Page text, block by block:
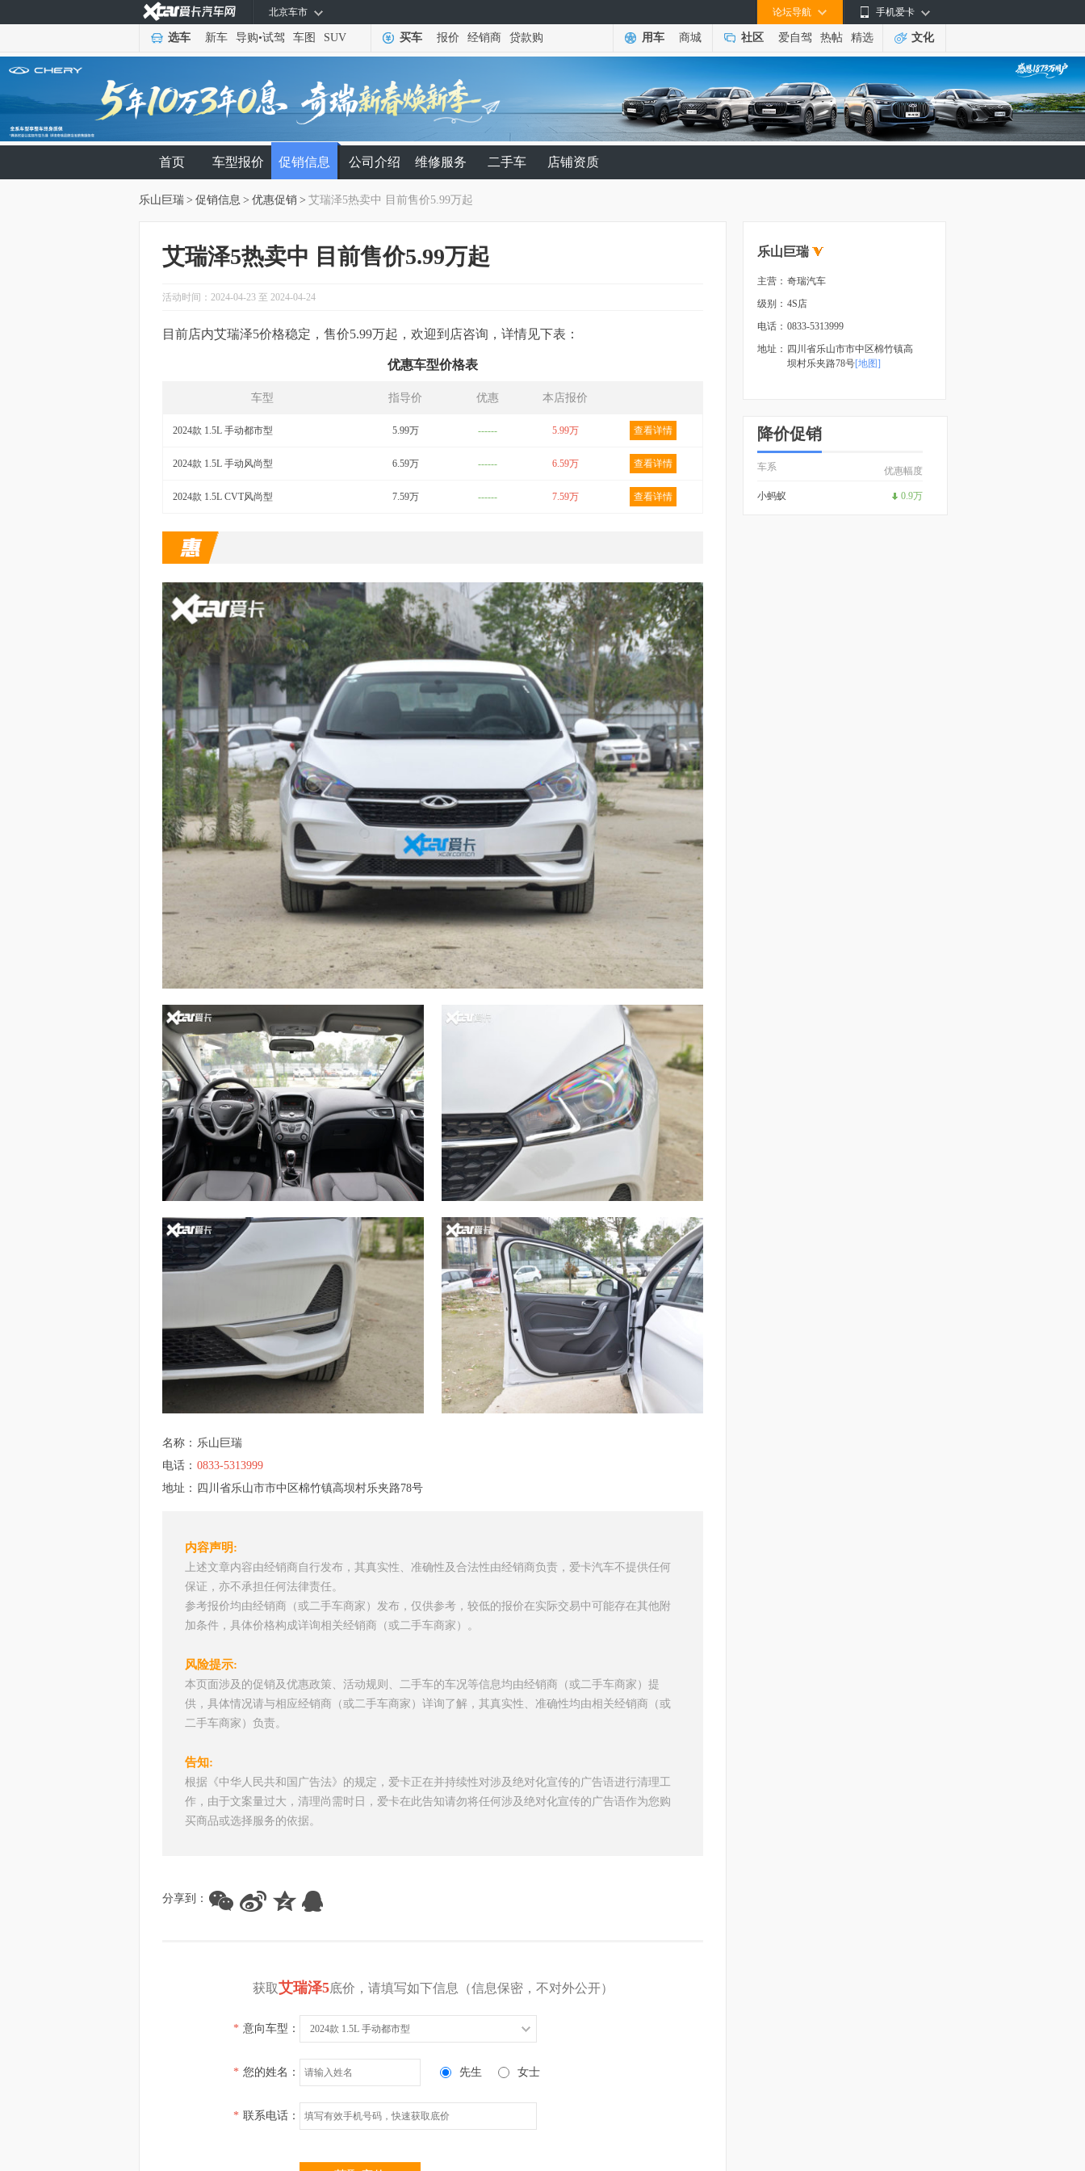
手机爱卡
论坛导航
北京车市
选车 新车 导购•试驾 车图 SUV 买车 报价 经销商 贷款购 用车 商城 社区 爱自驾 热帖 精选 文化
首页 车型报价 促销信息 公司介绍 维修服务 二手车 店铺资质
乐山巨瑞 > 促销信息 > 优惠促销 > 艾瑞泽5热卖中 目前售价5.99万起
艾瑞泽5热卖中 目前售价5.99万起
活动时间：2024-04-23 至 2024-04-24
目前店内艾瑞泽5价格稳定，售价5.99万起，欢迎到店咨询，详情见下表：
优惠车型价格表
车型 指导价 优惠 本店报价
2024款 1.5L 手动都市型 5.99万 ------ 5.99万 查看详情
2024款 1.5L 手动风尚型 6.59万 ------ 6.59万 查看详情
2024款 1.5L CVT风尚型 7.59万 ------ 7.59万 查看详情
名称： 乐山巨瑞
电话： 0833-5313999
地址： 四川省乐山市市中区棉竹镇高坝村乐夹路78号
内容声明:
上述文章内容由经销商自行发布，其真实性、准确性及合法性由经销商负责，爱卡汽车不提供任何
保证，亦不承担任何法律责任。
参考报价均由经销商（或二手车商家）发布，仅供参考，较低的报价在实际交易中可能存在其他附
加条件，具体价格构成详询相关经销商（或二手车商家）。
风险提示:
本页面涉及的促销及优惠政策、活动规则、二手车的车况等信息均由经销商（或二手车商家）提
供，具体情况请与相应经销商（或二手车商家）详询了解，其真实性、准确性均由相关经销商（或
二手车商家）负责。
告知:
根据《中华人民共和国广告法》的规定，爱卡正在并持续性对涉及绝对化宣传的广告语进行清理工
作，由于文案量过大，清理尚需时日，爱卡在此告知请勿将任何涉及绝对化宣传的广告语作为您购
买商品或选择服务的依据。
分享到：
获取艾瑞泽5底价，请填写如下信息（信息保密，不对外公开）
* 意向车型： 2024款 1.5L 手动都市型
* 您的姓名： 先生 女士
* 联系电话：
乐山巨瑞
主营： 奇瑞汽车
级别： 4S店
电话： 0833-5313999
地址： 四川省乐山市市中区棉竹镇高
坝村乐夹路78号[地图]
降价促销
车系 优惠幅度
小蚂蚁 0.9万